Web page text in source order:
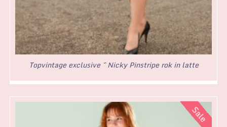
Topvintage exclusive ~ Nicky Pinstripe rok in latte